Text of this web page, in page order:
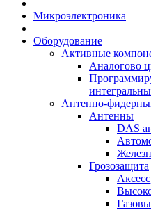
Микроэлектроника
Оборудование
Активные
Аналогово
Антенно-
Антенны
DAS
Грозозащита